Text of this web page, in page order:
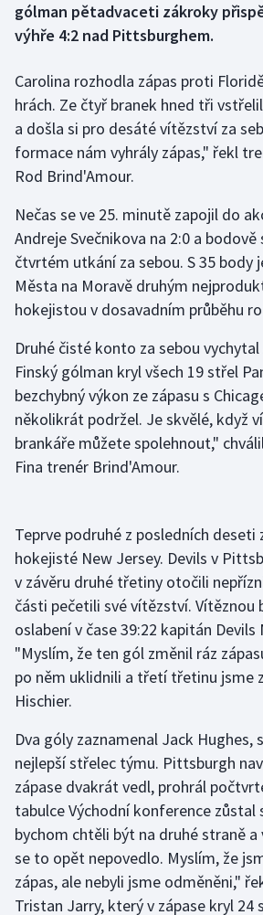
Dostihy
Futsal
Golf
Házená
Jezdectví
Krasobruslení
Lezení
Lyže a snowboard
Motorsport
Olympijské hry
Parasport
Plavání
Ragby
Rychlobruslení
Rychlostní kanoistika
Short track
gólman pětadvaceti zákroky
výhře 4:2 nad Pittsburghem.
Carolina rozhodla zápas proti
hrách. Ze čtyř branek hned tři
a došla si pro desáté vítězství za
formace nám vyhrály zápas," řekl
Rod Brind'Amour.
Nečas se ve 25. minutě zapojil do
Andreje Svečnikova na 2:0 a
čtvrtém utkání za sebou. S 35 body
Města na Moravě druhým
hokejistou v dosavadním průběhu
Druhé čisté konto za sebou
Finský gólman kryl všech 19 střel
bezchybný výkon ze zápasu s
několikrát podržel. Je skvělé, když
brankáře můžete spolehnout,"
Fina trenér Brind'Amour.
Teprve podruhé z posledních deseti
hokejisté New Jersey. Devils v
v závěru druhé třetiny otočili
části pečetili své vítězství. Vítěznou
oslabení v čase 39:22 kapitán Devils
"Myslím, že ten gól změnil ráz
po něm uklidnili a třetí třetinu jsme
Hischier.
Dva góly zaznamenal Jack
nejlepší střelec týmu. Pittsburgh
zápase dvakrát vedl, prohrál
tabulce Východní konference zůstal
bychom chtěli být na druhé straně a
se to opět nepovedlo. Myslím, že
zápas, ale nebyli jsme odměněni,"
Tristan Jarry, který v zápase kryl 24